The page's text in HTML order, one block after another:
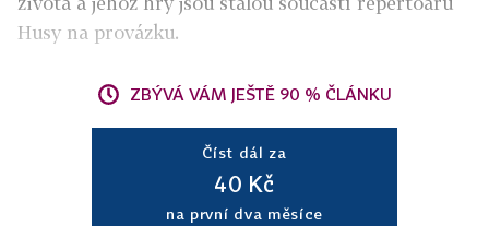
Husy na provázku.
ZBÝVÁ VÁM JEŠTĚ 90 % ČLÁNKU
Číst dál za
40 Kč
na první dva měsíce